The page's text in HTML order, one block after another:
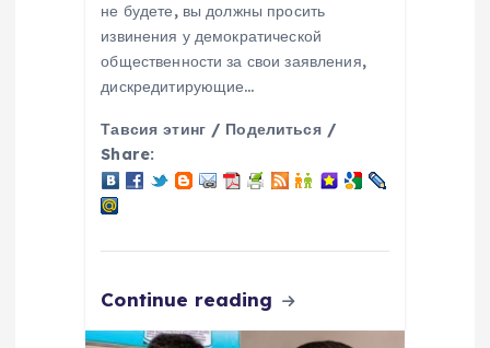
не будете, вы должны просить
извинения у демократической
общественности за свои заявления,
дискредитирующие…
Тавсия этинг / Поделиться /
Share:
Continue reading